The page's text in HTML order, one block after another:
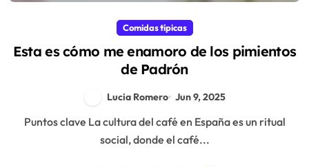
Comidas típicas
Esta es cómo me enamoro de los pimientos
de Padrón
Lucia Romero Jun 9, 2025
Puntos clave La cultura del café en España es un ritual
social, donde el café...